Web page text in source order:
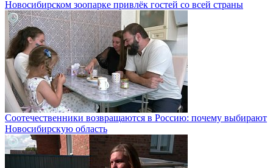
Новосибирском зоопарке привлёк гостей со всей страны
Соотечественники возвращаются в Россию: почему выбирают
Новосибирскую область